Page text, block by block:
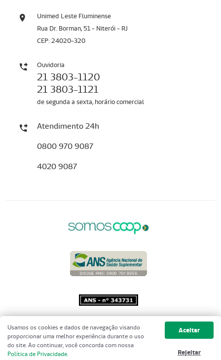
Unimed Leste Fluminense
Rua Dr. Borman, 51 - Niterói - RJ
CEP: 24020-320
Ouvidoria
21 3803-1120
21 3803-1121
de segunda a sexta, horário comercial
Atendimento 24h
0800 970 9087
4020 9087
Copyright 2001 - 2026 Unimed do
Brasil - Todos os direitos reservados
Usamos os cookies e dados de navegação visando
proporcionar uma melhor experiência durante o uso
do site. Ao continuar, você concorda com nossa
Política de Privacidade.
Aceitar
Rejeitar